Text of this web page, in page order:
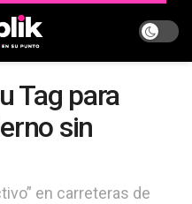
Tag para
sin
en carreteras de